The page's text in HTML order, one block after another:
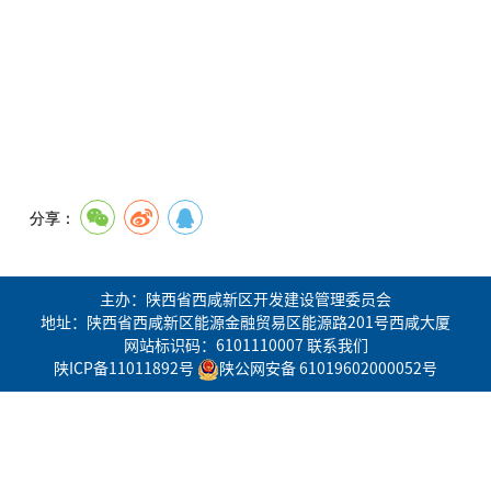
分享：
主办：陕西省西咸新区开发建设管理委员会
地址：陕西省西咸新区能源金融贸易区能源路201号西咸大厦
网站标识码：6101110007 联系我们
陕ICP备11011892号
陕公网安备 61019602000052号